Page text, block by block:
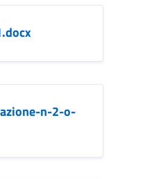
n-2-o-